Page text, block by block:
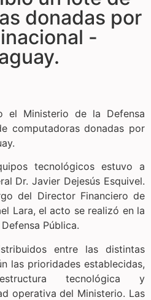
donadas por
-
el Ministerio de la Defensa
computadoras donadas por
tecnológicos estuvo a
Dr. Javier Dejesús Esquivel.
del Director Financiero de
Lara, el acto se realizó en la
Pública.
entre las distintas
las prioridades establecidas,
tecnológica y
operativa del Ministerio. Las